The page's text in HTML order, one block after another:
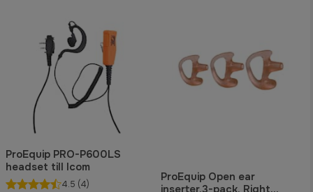
ProEquip PRO-P600LS
headset till Icom
4.5 (4)
ProEquip Open ear
inserter,3-pack, Right